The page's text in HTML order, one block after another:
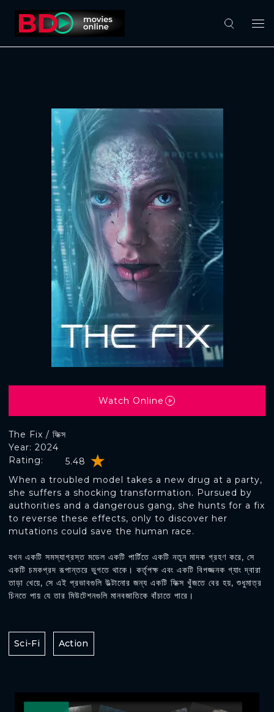
The Fix / ফিক্স
Rating: 5.48
Year: 2024
When a troubled model takes a new drug at a party,
she suffers a shocking transformation. Pursued by
authorities and a dangerous gang, she hunts for a fix
to reverse these effects, only to discover her
mutations could save the human race.
যখন একটি সমস্যাগ্রস্ত মডেল একটি পার্টিতে একটি নতুন মাদক গ্রহণ করে, সে
একটি চমকপ্রদ রূপান্তরে ভুগতে থাকে। কর্তৃপক্ষ এবং একটি বিপজ্জনক গ্যাং দ্বারা
তাড়া খেয়ে, সে এই প্রভাবগুলি উল্টানোর জন্য একটি ফিক্স খুঁজতে বের হয়, শুধুমাত্র
চিনতে পায় যে তার মিউটেশনগুলি মানবজাতিকে বাঁচাতে পারে।
Watch Online
Sci-Fi Action